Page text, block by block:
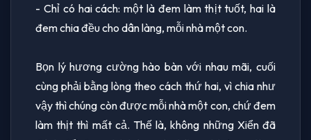
- Chỉ có hai cách: một là đem làm thịt tuốt, hai là
đem chia đều cho dân làng, mỗi nhà một con.
Bọn lý hương cường hào bàn với nhau mãi, cuối
cùng phải bằng lòng theo cách thứ hai, vì chia như
vậy thì chúng còn được mỗi nhà một con, chứ đem
làm thịt thì mất cả. Thế là, không những Xiển đã